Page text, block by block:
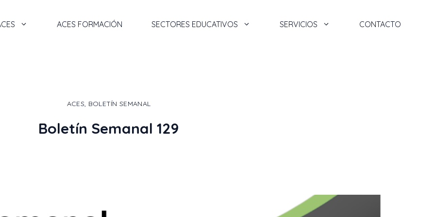
ACES FORMACIÓN SECTORES EDUCATIVOS SERVICIOS CONTACTO
ACES, BOLETÍN SEMANAL
Boletín Semanal 129